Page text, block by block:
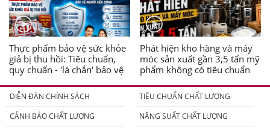
Thực phẩm bảo vệ sức khỏe
giả bị thu hồi: Tiêu chuẩn,
quy chuẩn - 'lá chắn' bảo vệ
Phát hiện kho hàng và máy
móc sản xuất gần 3,5 tấn mỹ
phẩm không có tiêu chuẩn
DIỄN ĐÀN CHÍNH SÁCH
TIÊU CHUẨN CHẤT LƯỢNG
CẢNH BÁO CHẤT LƯỢNG
NĂNG SUẤT CHẤT LƯỢNG